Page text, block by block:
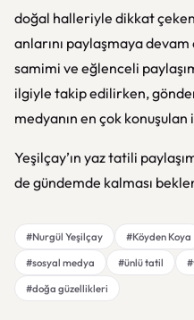
doğal halleriyle dikkat
anlarını paylaşmaya
samimi ve eğlenceli
ilgiyle takip edilirken,
medyanın en çok
Yeşilçay’ın yaz tatili
de gündemde kalması
#Nurgül Yeşilçay #Köyden Koya
#sosyal medya
#ünlü tatil
#doğa güzellikleri